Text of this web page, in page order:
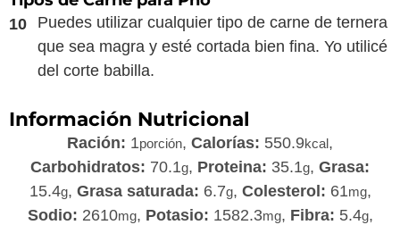
Puedes utilizar cualquier tipo de carne de ternera
que sea magra y esté cortada bien fina. Yo utilicé
del corte babilla.
Información Nutricional
Ración: 1porción, Calorías: 550.9kcal,
Carbohidratos: 70.1g, Proteina: 35.1g, Grasa:
15.4g, Grasa saturada: 6.7g, Colesterol: 61mg,
Sodio: 2610mg, Potasio: 1582.3mg, Fibra: 5.4g,